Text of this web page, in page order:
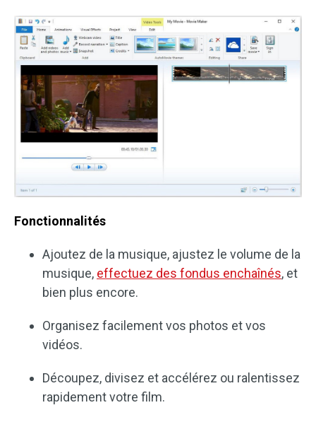
Fonctionnalités
Ajoutez de la musique, ajustez le volume de la
musique, effectuez des fondus enchaînés, et
bien plus encore.
Organisez facilement vos photos et vos
vidéos.
Découpez, divisez et accélérez ou ralentissez
rapidement votre film.